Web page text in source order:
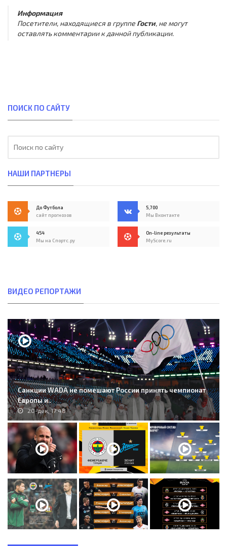
Информация
Посетители, находящиеся в группе Гости, не могут
оставлять комментарии к данной публикации.
ПОИСК ПО САЙТУ
НАШИ ПАРТНЕРЫ
До Футбола
сайт прогнозов
5,700
Мы Вконтакте
454
Мы на Спортс.ру
On-line результаты
MyScore.ru
ВИДЕО РЕПОРТАЖИ
Санкции WADA не помешают России принять чемпионат
Европы и..
20-дек, 17:48